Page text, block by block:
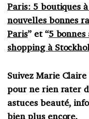
Paris: 5 boutiques
nouvelles bonnes
Paris” et “5 bonnes
shopping à
Suivez Marie
pour ne rien rater
astuces beauté,
bien plus encore.